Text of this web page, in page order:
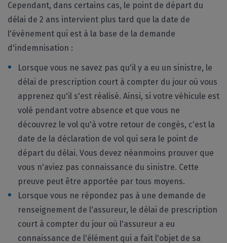
Cependant, dans certains cas, le point de départ du
délai de 2 ans intervient plus tard que la date de
l'événement qui est à la base de la demande
d'indemnisation :
Lorsque vous ne savez pas qu'il y a eu un sinistre, le
délai de prescription court à compter du jour où vous
apprenez qu'il s'est réalisé. Ainsi, si votre véhicule est
volé pendant votre absence et que vous ne
découvrez le vol qu'à votre retour de congés, c'est la
date de la déclaration de vol qui sera le point de
départ du délai. Vous devez néanmoins prouver que
vous n'aviez pas connaissance du sinistre. Cette
preuve peut être apportée par tous moyens.
Lorsque vous ne répondez pas à une demande de
renseignement de l'assureur, le délai de prescription
court à compter du jour où l'assureur a eu
connaissance de l'élément qui a fait l'objet de sa